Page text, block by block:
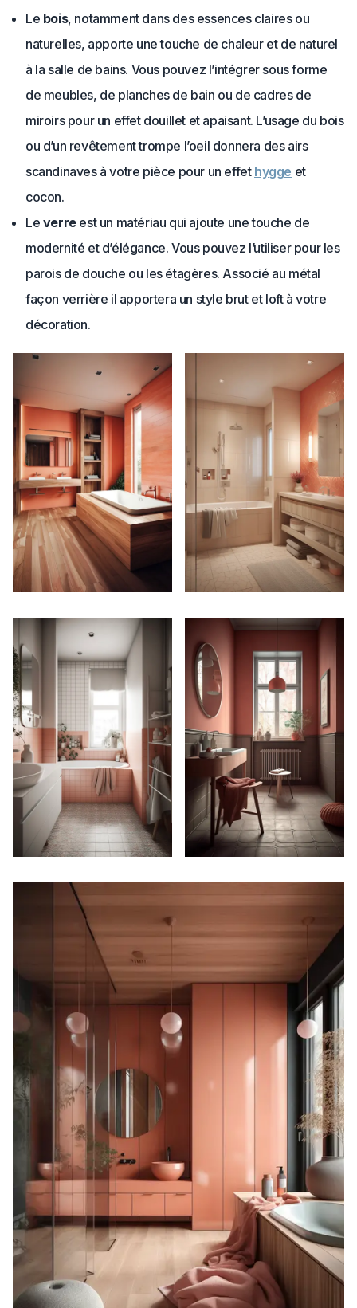
Le bois, notamment dans des essences claires ou
naturelles, apporte une touche de chaleur et de naturel
à la salle de bains. Vous pouvez l’intégrer sous forme
de meubles, de planches de bain ou de cadres de
miroirs pour un effet douillet et apaisant. L’usage du bois
ou d’un revêtement trompe l’oeil donnera des airs
scandinaves à votre pièce pour un effet hygge et
cocon.
Le verreest un matériau qui ajoute une touche de
modernité et d’élégance. Vous pouvez l’utiliser pour les
parois de douche ou les étagères. Associé au métal
façon verrière il apportera un style brut et loft à votre
décoration.